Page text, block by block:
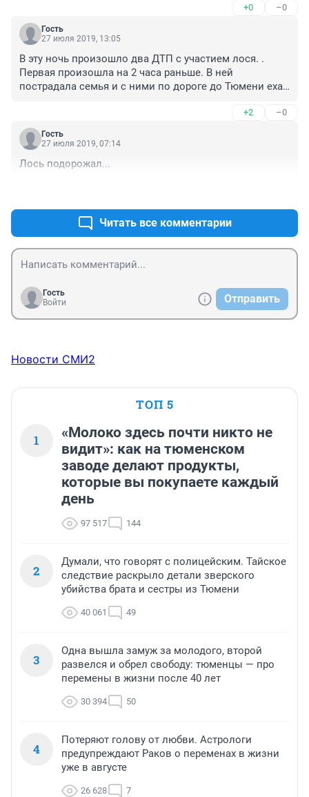
+0 –0
Гость
27 июля 2019, 13:05
В эту ночь произошло два ДТП с участием лося. .
Первая произошла на 2 часа раньше. В ней
пострадала семья и с ними по дороге до Тюмени ехал
отзывчивый, умный.У него вся жизнь впереди.А он
теперь прикован будет к инвалидному креслу (дай бог
чтоб хоть выжил) Он сейчас в реанимации в г.
Прогнозы врачей не утешительные.
уже и не говорю про ограждения. Неужели нельзя что
то придумать.Гибнут и страдают люди. А с
потерпевших еще и штрафы сдирают за этих тупых
животных. Может это бизнес у местной
администрации. Кто теперь поможет поднять
+2 –0
Гость
27 июля 2019, 07:14
Лось подорожал...
Читать все комментарии
Гость
Войти
Отправить
Новости СМИ2
ТОП 5
1
«Молоко здесь почти никто не
видит»: как на тюменском
заводе делают продукты,
которые вы покупаете каждый
день
97 517 144
2
Думали, что говорят с полицейским. Тайское
следствие раскрыло детали зверского
убийства брата и сестры из Тюмени
40 061 49
3
Одна вышла замуж за молодого, второй
развелся и обрел свободу: тюменцы — про
перемены в жизни после 40 лет
30 394 50
4
Потеряют голову от любви. Астрологи
предупреждают Раков о переменах в жизни
уже в августе
26 628 7